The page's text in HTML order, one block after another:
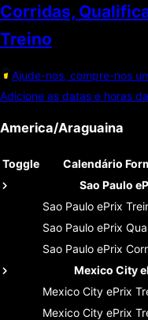
Corridas,
Treino
Ajude-nos, compre-nos
Adicione as datas e horas
America/Araguaina
Toggle Calendário
Sao Paulo
Sao Paulo ePrix
Sao Paulo ePrix
Sao Paulo ePrix
Mexico City
Mexico City ePrix
Mexico City ePrix